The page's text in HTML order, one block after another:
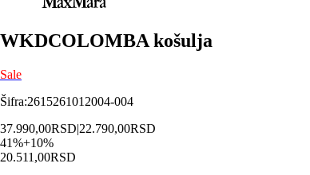
WKDCOLOMBA košulja
Sale
Šifra:2615261012004-004
37.990,00RSD|22.790,00RSD
41%+10%
20.511,00RSD